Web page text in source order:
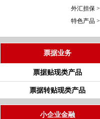
外汇担保 >
特色产品 >
票据业务
票据贴现类产品
票据转贴现类产品
小企业金融